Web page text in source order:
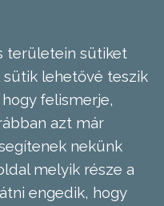
területein sütiket
sütik lehetővé teszik
felismerje,
azt már
nekünk
melyik része a
engedik, hogy